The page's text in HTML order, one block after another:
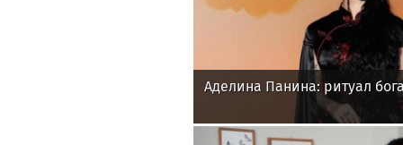
Аделина Панина: ритуал